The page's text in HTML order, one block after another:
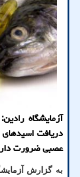
آزمایشگاه
عصبی ضرورت
به گزارش